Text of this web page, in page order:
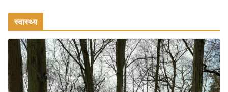
वजन घटाने के लिए 8 बेहतरीन वॉकिंग
एक्सरसाइज: 1 महीने में पाएं 3-4 किलो कम
वजन
July 31, 2026 1 Comment
स्वास्थ्य